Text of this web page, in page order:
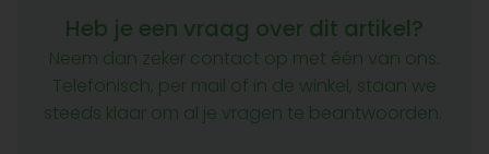
Heb je een vraag over dit artikel?
Neem dan zeker contact op met één van ons.
Telefonisch, per mail of in de winkel, staan we
steeds klaar om al je vragen te beantwoorden.